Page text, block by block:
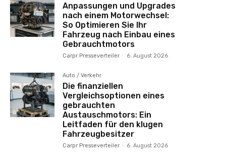
Anpassungen und Upgrades
nach einem Motorwechsel:
So Optimieren Sie Ihr
Fahrzeug nach Einbau eines
Gebrauchtmotors
Carpr Presseverteiler - 6. August 2026
Auto / Verkehr
Die finanziellen
Vergleichsoptionen eines
gebrauchten
Austauschmotors: Ein
Leitfaden für den klugen
Fahrzeugbesitzer
Carpr Presseverteiler - 6. August 2026